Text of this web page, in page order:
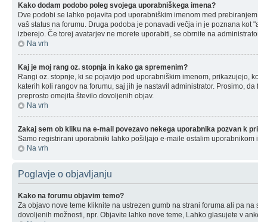
Kako dodam podobo poleg svojega uporabniškega imena?
Dve podobi se lahko pojavita pod uporabniškim imenom med
vaš status na forumu. Druga podoba je ponavadi večja in je poznana
izberejo. Če torej avatarjev ne morete uporabiti, se obrnite na
Na vrh
Kaj je moj rang oz. stopnja in kako ga spremenim?
Rangi oz. stopnje, ki se pojavijo pod uporabniškim imenom, prikazujejo,
katerih koli rangov na forumu, saj jih je nastavil administrator. Prosimo,
preprosto omejita število dovoljenih objav.
Na vrh
Zakaj sem ob kliku na e-mail povezavo nekega uporabnika pozvan k
Samo registrirani uporabniki lahko pošiljajo e-maile ostalim
Na vrh
Poglavje o objavljanju
Kako na forumu objavim temo?
Za objavo nove teme kliknite na ustrezen gumb na strani foruma ali pa
dovoljenih možnosti, npr. Objavite lahko nove teme, Lahko glasujete v